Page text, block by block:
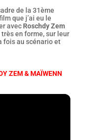
de la 31ème
que j’ai eu le
avec Roschdy Zem
très en forme, sur leur
fois au scénario et
ZEM & MAÏWENN